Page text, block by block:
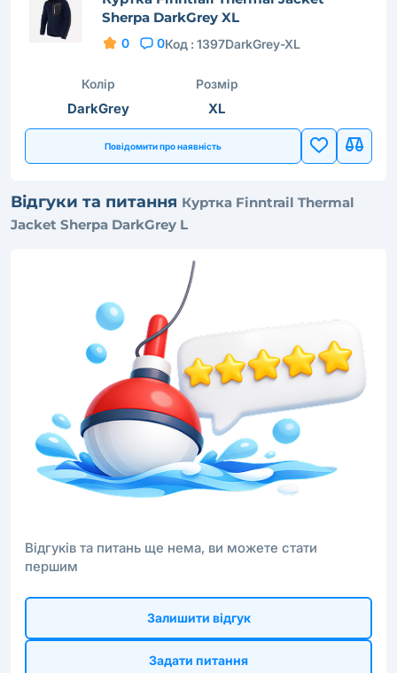
Sherpa DarkGrey XL
0 0Код : 1397DarkGrey-XL
Колір
DarkGrey
Розмір
XL
Повідомити про наявність
Відгуки та питання Куртка Finntrail Thermal
Jacket Sherpa DarkGrey L
Відгуків та питань ще нема, ви можете стати
першим
Залишити відгук
Задати питання